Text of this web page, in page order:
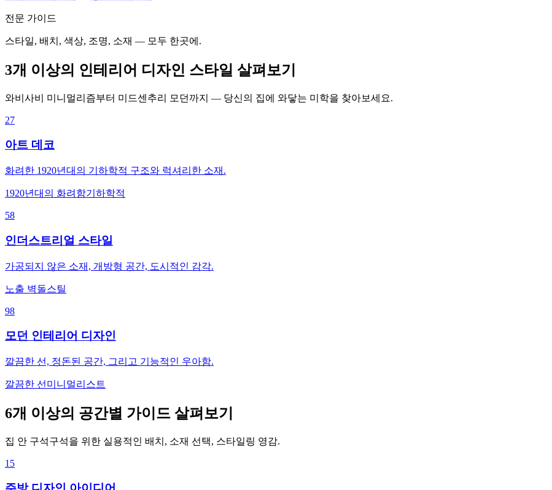
전문 가이드
스타일, 배치, 색상, 조명, 소재 — 모두 한곳에.
3개 이상의 인테리어 디자인 스타일 살펴보기
와비사비 미니멀리즘부터 미드센추리 모던까지 — 당신의 집에 와닿는 미학을 찾아보세요.
27
아트 데코
화려한 1920년대의 기하학적 구조와 럭셔리한 소재.
1920년대의 화려함기하학적
58
인더스트리얼 스타일
가공되지 않은 소재, 개방형 공간, 도시적인 감각.
노출 벽돌스틸
98
모던 인테리어 디자인
깔끔한 선, 정돈된 공간, 그리고 기능적인 우아함.
깔끔한 선 미니멀리스트
6개 이상의 공간별 가이드 살펴보기
집 안 구석구석을 위한 실용적인 배치, 소재 선택, 스타일링 영감.
15